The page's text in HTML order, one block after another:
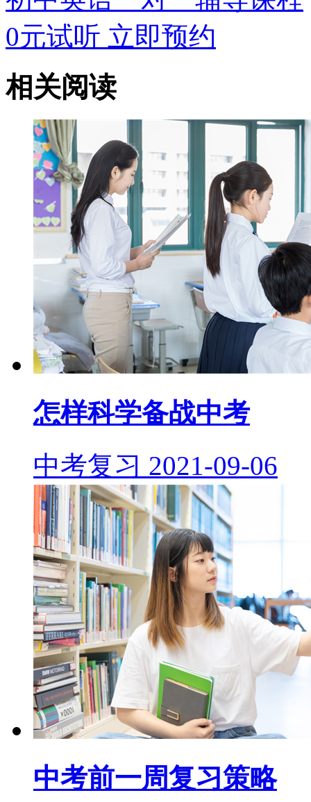
0元试听 立即预约
相关阅读
怎样科学备战中考
中考复习 2021-09-06
中考前一周复习策略